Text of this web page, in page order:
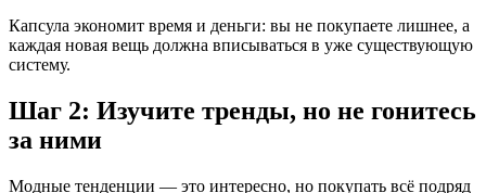
Капсула экономит время и деньги: вы не покупаете лишнее, а
каждая новая вещь должна вписываться в уже существующую
систему.
Шаг 2: Изучите тренды, но не гонитесь
за ними
Модные тенденции — это интересно, но покупать всё подряд